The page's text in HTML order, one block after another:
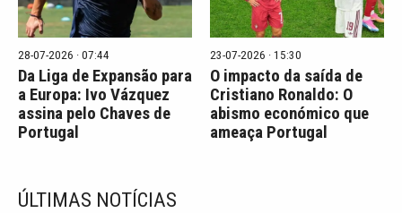
28-07-2026 · 07:44
Da Liga de Expansão para
a Europa: Ivo Vázquez
assina pelo Chaves de
Portugal
23-07-2026 · 15:30
O impacto da saída de
Cristiano Ronaldo: O
abismo económico que
ameaça Portugal
ÚLTIMAS NOTÍCIAS